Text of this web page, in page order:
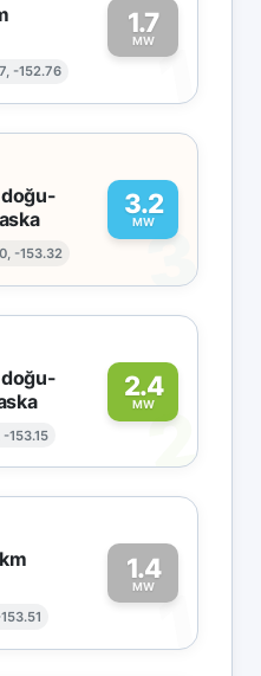
-152.76
1.7
MW1
doğu-
-153.32
3.2
MW
3
doğu-
153.15
2.4
MW2
1.4
MW1